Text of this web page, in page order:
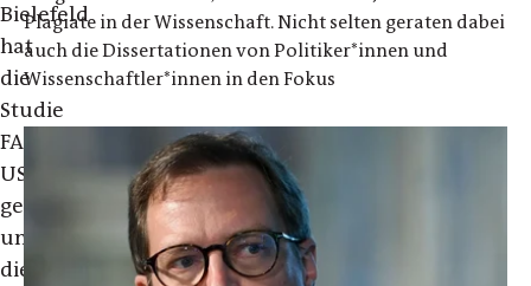
Bielefeld
hat
die
Studie
FAIR
USE
geleitet
und
die
Plagiate in der Wissenschaft. Nicht selten geraten dabei
auch die Dissertationen von Politiker*innen und
Wissenschaftler*innen in den Fokus